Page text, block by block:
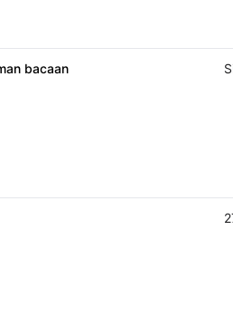
bacaan